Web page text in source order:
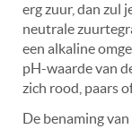
erg zuur, dan zul
neutrale
een alkaline
pH-waarde van
zich rood, paars
De benaming